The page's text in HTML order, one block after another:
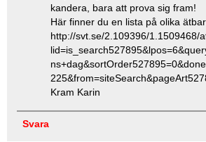
kandera, bara att prova sig fram!
Här finner du en lista på olika
http://svt.se/2.109396/1.1509468/
Kram Karin
Svara